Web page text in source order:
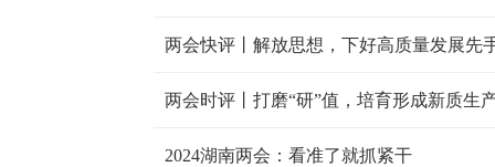
两会快评丨解放思想，下好高质量发展先
两会时评丨打磨“研”值，培育形成新质生
2024湖南两会：看准了就抓紧干